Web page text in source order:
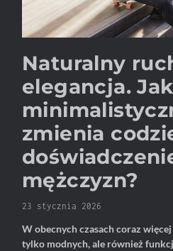
Naturalny
elegancja. Jak
zmienia
mężczyzn?
23 stycznia 2026
W obecnych czasach coraz
tylko modnych, ale również